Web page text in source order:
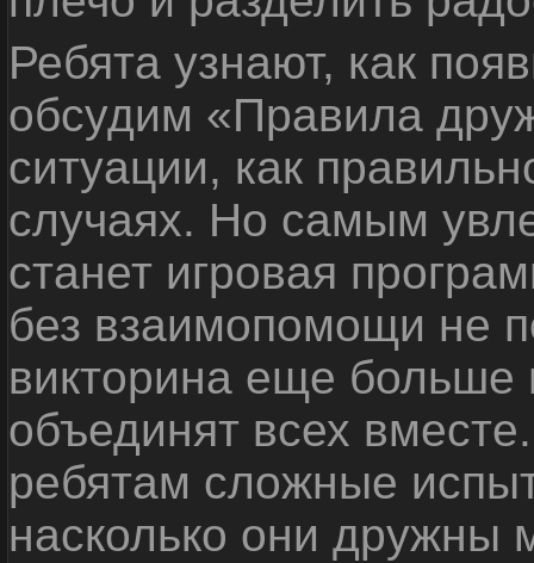
Ребята узнают, как
обсудим «Правила
ситуации, как
случаях. Но самым
станет игровая
без взаимопомощи не
викторина еще
объединят всех
ребятам сложные
насколько они дружны